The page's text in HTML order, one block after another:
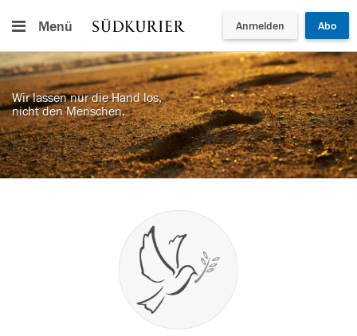
Menü Anmelden Abo
Wir lassen nur die Hand los,
nicht den Menschen.